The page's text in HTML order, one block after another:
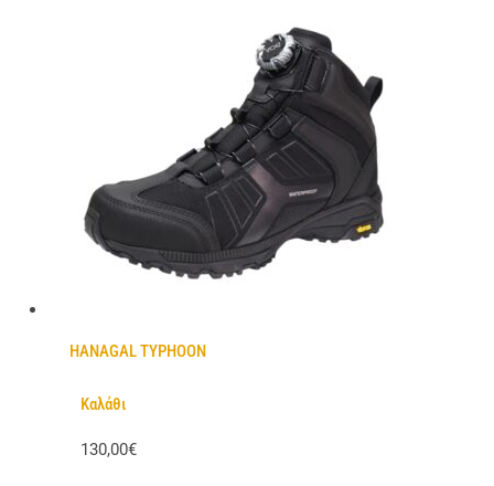
HANAGAL TYPHOON
Καλάθι
130,00€